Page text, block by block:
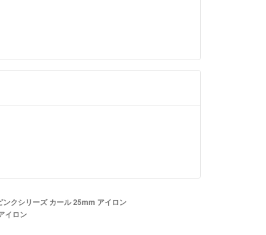
クシリーズ カール 25mm アイロン
イロン